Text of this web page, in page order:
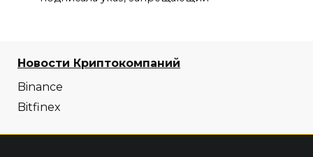
Новости Криптокомпаний
Binance
Bitfinex